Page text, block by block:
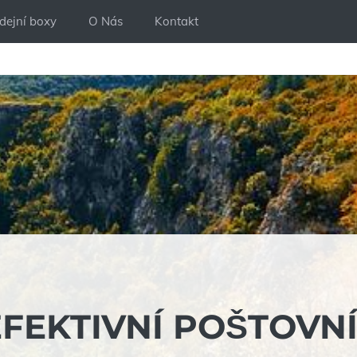
boxy O Nás Kontakt
POŠTOVNÍ